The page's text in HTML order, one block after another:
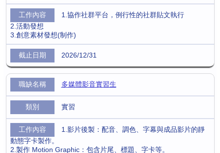
1.協作社群平台，例行性的社群貼文執行
2.活動發想
3.創意素材發想(制作)
2026/12/31
多媒體影音實習生
實習
1.影片後製：配音、調色、字幕與成品影片的靜
動態字卡製作。
2.製作 Motion Graphic：包含片尾、標題、字卡等。